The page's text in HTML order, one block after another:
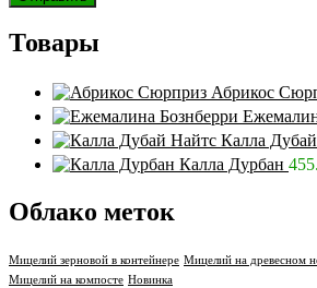
Товары
Абрикос
Калла
Калла Дурбан
Облако меток
Мицелий зерновой в контейнере Мицелий на древесном
Мицелий на компосте Новинка